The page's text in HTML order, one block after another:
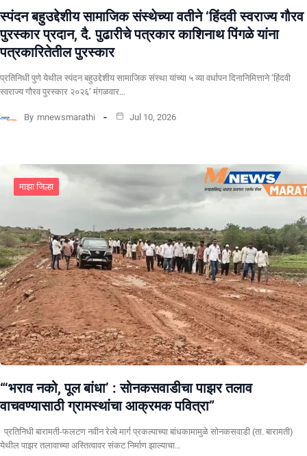
स्पंदन बहुउद्देशीय सामाजिक संस्थेच्या वतीने ‘हिंदवी स्वराज्य गौरव
पुरस्कार प्रदान, दै. पुढारीचे पत्रकार काशिनाथ पिंगळे यांना
पत्रकारितेतील पुरस्कार
प्रतिनिधी पुणे येथील स्पंदन बहुउद्देशीय सामाजिक संस्था यांच्या ५ व्या वर्धापन दिनानिमित्ताने ‘हिंदवी
स्वराज्य गौरव पुरस्कार २०२६’ मंगळवार…
By mnewsmarathi Jul 10, 2026
माझा जिल्हा
“‘भराव नको, पूल बांधा’ : सोनकसवाडीचा पाझर तलाव
वाचवण्यासाठी ग्रामस्थांचा आक्रमक पवित्रा”
प्रतिनिधी बारामती-फलटण नवीन रेल्वे मार्ग प्रकल्पाच्या बांधकामामुळे सोनकसवाडी (ता. बारामती)
येथील पाझर तलावाच्या अस्तित्वावर संकट निर्माण झाल्याचा…